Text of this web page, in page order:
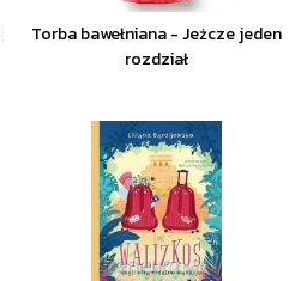
Torba bawełniana - Jeżcze jeden
rozdział